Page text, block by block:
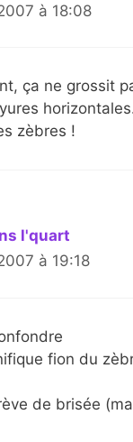
à 18:08
ça ne grossit
zèbres !
l'quart
à 19:18
fion du
de brisée